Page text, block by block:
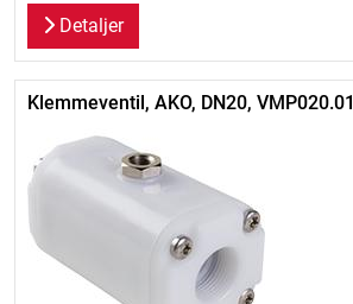
Detaljer
Klemmeventil, AKO, DN20,